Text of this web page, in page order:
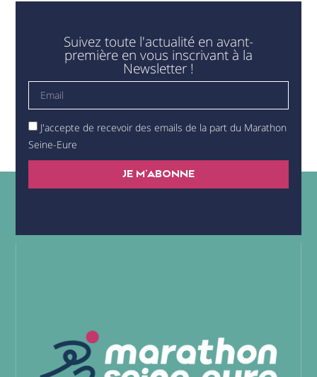
Suivez toute l'actualité en avant-
première en vous inscrivant à la
Newsletter !
J'accepte de recevoir des emails de la part du Marathon
Seine-Eure
JE M'ABONNE